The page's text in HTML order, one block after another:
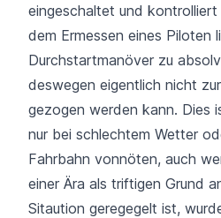
eingeschaltet und
dem Ermessen eines Piloten
Durchstartmanöver zu
deswegen eigentlich nicht
gezogen werden kann. Dies
nur bei schlechtem Wetter
Fahrbahn vonnöten, auch
einer Ära als triftigen Grund
Sitaution geregegelt ist,